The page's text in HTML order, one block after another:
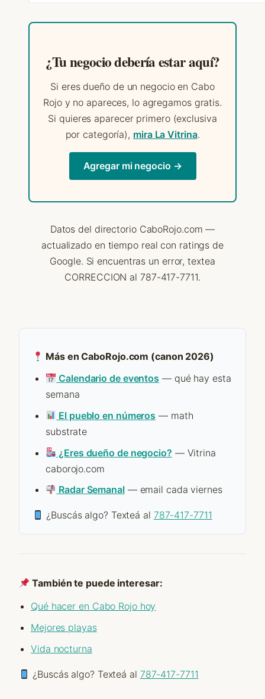
¿Tu negocio debería estar aquí?
Si eres dueño de un negocio en Cabo
Rojo y no apareces, lo agregamos gratis.
Si quieres aparecer primero (exclusiva
por categoría), mira La Vitrina.
Agregar mi negocio →
Datos del directorio CaboRojo.com —
actualizado en tiempo real con ratings de
Google. Si encuentras un error, textea
CORRECCION al 787-417-7711.
Más en CaboRojo.com (canon 2026)
Calendario de eventos — qué hay esta
semana
El pueblo en números — math
substrate
¿Eres dueño de negocio? — Vitrina
caborojo.com
Radar Semanal— email cada viernes
¿Buscás algo? Texteá al 787-417-7711
También te puede interesar:
Qué hacer en Cabo Rojo hoy
Mejores playas
Vida nocturna
¿Buscás algo? Texteá al 787-417-7711